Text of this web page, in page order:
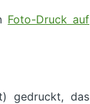
Foto-Druck auf
gedruckt, das